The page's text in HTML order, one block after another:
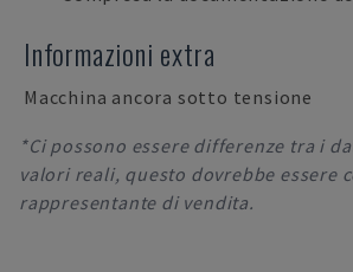
Informazioni extra
Macchina ancora sotto tensione
*Ci possono essere differenze tra i
valori reali, questo dovrebbe essere
rappresentante di vendita.